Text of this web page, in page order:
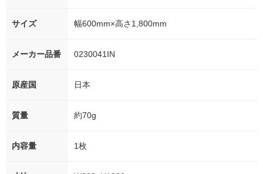
サイズ 幅600mm×高さ1,800mm
メーカー品番 0230041IN
原産国 日本
質量 約70g
内容量 1枚